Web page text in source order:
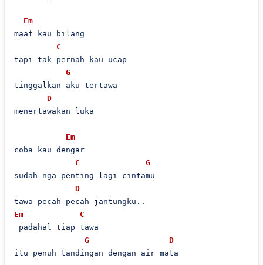
Em
maaf kau bilang
C
tapi tak pernah kau ucap
G
tinggalkan aku tertawa
D
menertawakan luka
Em
coba kau dengar
C
G
sudah nga penting lagi cintamu
D
Em
C
padahal tiap tawa
G
D
itu penuh tandingan dengan air mata